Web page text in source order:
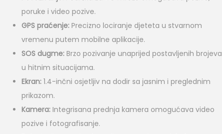
poruke i video pozive.
GPS praćenje: Precizno lociranje djeteta u stvarnom
vremenu putem mobilne aplikacije.
SOS dugme: Brzo pozivanje unaprijed postavljenih brojeva
u hitnim situacijama.
Ekran: 1.4-inčni osjetljiv na dodir sa jasnim i preglednim
prikazom.
Kamera: Integrisana prednja kamera omogućava video
pozive i fotografisanje.